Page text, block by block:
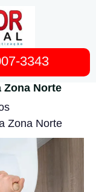
3343
Zona Norte
Zona Norte